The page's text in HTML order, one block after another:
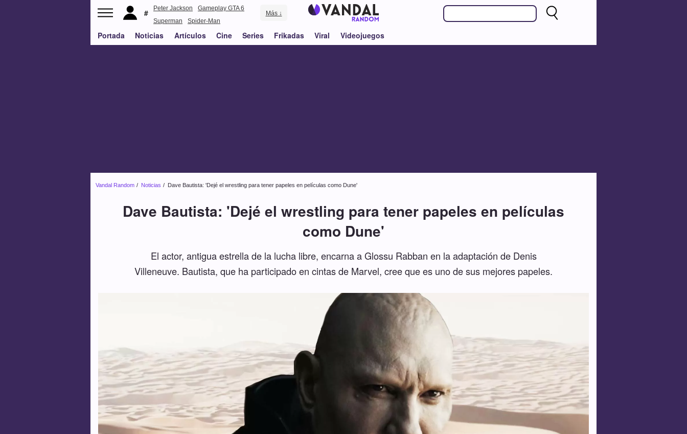
Peter Jackson
Gameplay GTA 6
Superman
Spider-Man
Más ↓
Portada Noticias Artículos Cine Series Frikadas Viral Videojuegos
Vandal Random Noticias Dave Bautista: 'Dejé el wrestling para tener papeles en películas como Dune'
Dave Bautista: 'Dejé el wrestling para tener papeles en películas
como Dune'
El actor, antigua estrella de la lucha libre, encarna a Glossu Rabban en la adaptación de Denis
Villeneuve. Bautista, que ha participado en cintas de Marvel, cree que es uno de sus mejores papeles.